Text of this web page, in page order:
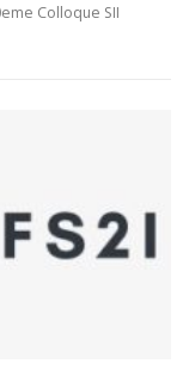
Colloque SII